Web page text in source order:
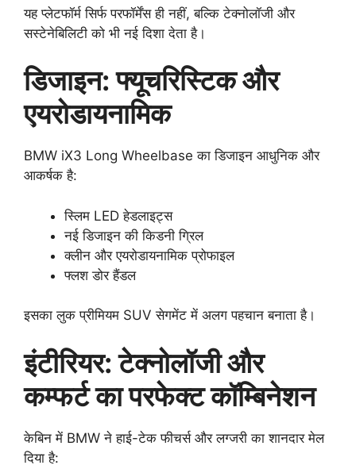
यह प्लेटफॉर्म सिर्फ परफॉर्मेंस ही नहीं, बल्कि टेक्नोलॉजी और
सस्टेनेबिलिटी को भी नई दिशा देता है।
डिजाइन: फ्यूचरिस्टिक और
एयरोडायनामिक
BMW iX3 Long Wheelbase का डिजाइन आधुनिक और
आकर्षक है:
स्लिम LED हेडलाइट्स
नई डिजाइन की किडनी ग्रिल
क्लीन और एयरोडायनामिक प्रोफाइल
फ्लश डोर हैंडल
इसका लुक प्रीमियम SUV सेगमेंट में अलग पहचान बनाता है।
इंटीरियर: टेक्नोलॉजी और
कम्फर्ट का परफेक्ट कॉम्बिनेशन
केबिन में BMW ने हाई-टेक फीचर्स और लग्जरी का शानदार मेल
दिया है: